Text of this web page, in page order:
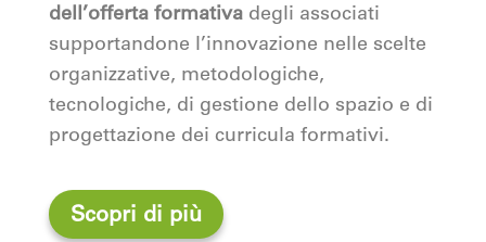
dell’offerta formativadegli associati
supportandone l’innovazione nelle scelte
organizzative, metodologiche,
tecnologiche, di gestione dello spazio e di
progettazione dei curricula formativi.
Scopri di più